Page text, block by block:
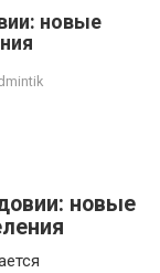
новые
новые